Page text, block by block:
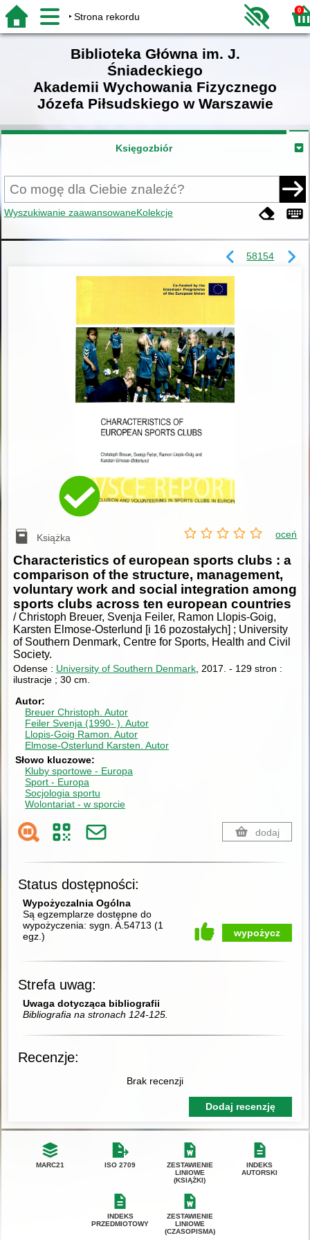
Strona rekordu
0
Biblioteka Główna im. J.
Śniadeckiego
Akademii Wychowania Fizycznego
Józefa Piłsudskiego w Warszawie
Księgozbiór
Wyszukiwanie zaawansowaneKolekcje
58154
Książka oceń
Characteristics of european sports clubs : a
comparison of the structure, management,
voluntary work and social integration among
sports clubs across ten european countries
/ Christoph Breuer, Svenja Feiler, Ramon Llopis-Goig,
Karsten Elmose-Osterlund [i 16 pozostałych] ; University
of Southern Denmark, Centre for Sports, Health and Civil
Society.
Odense : University of Southern Denmark, 2017. - 129 stron :
ilustracje ; 30 cm.
Autor
Breuer Christoph.Autor
Feiler Svenja (1990- ).Autor
Llopis-Goig Ramon.Autor
Elmose-Osterlund Karsten.Autor
Słowo kluczowe
Kluby sportowe - Europa
Sport - Europa
Socjologia sportu
Wolontariat - w sporcie
dodaj
Status dostępności:
Wypożyczalnia Ogólna
Są egzemplarze dostępne do
wypożyczenia:sygn. A.54713(1
egz.) wypożycz
Strefa uwag:
Uwaga dotycząca bibliografii
Bibliografia na stronach 124-125.
Recenzje:
Brak recenzji
Dodaj recenzję
MARC21 ISO 2709
ZESTAWIENIE
LINIOWE
(KSIĄŻKI)
INDEKS
AUTORSKI
INDEKS
PRZEDMIOTOWY
ZESTAWIENIE
LINIOWE
(CZASOPISMA)